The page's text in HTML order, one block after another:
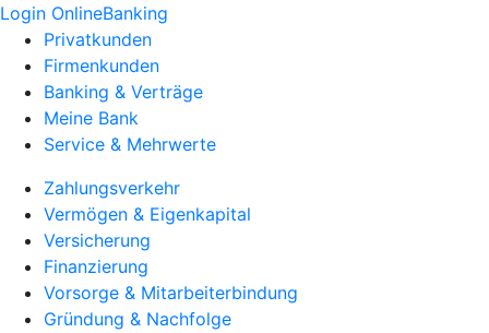
Login OnlineBanking
Privatkunden
Firmenkunden
Banking & Verträge
Meine Bank
Service & Mehrwerte
Zahlungsverkehr
Vermögen & Eigenkapital
Versicherung
Finanzierung
Vorsorge & Mitarbeiterbindung
Gründung & Nachfolge